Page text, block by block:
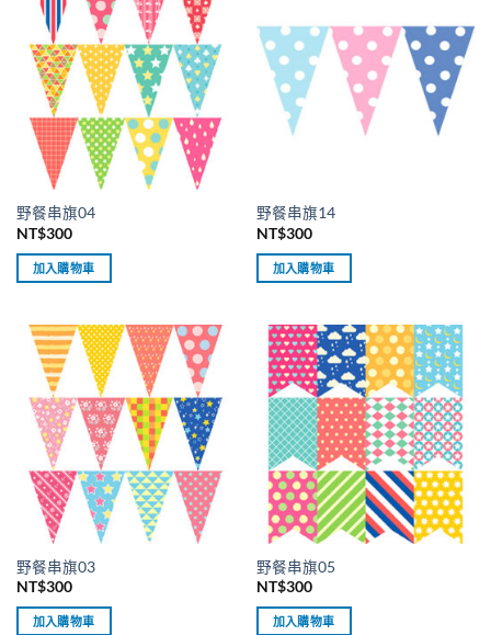
野餐串旗04
NT$300
加入購物車
野餐串旗14
NT$300
加入購物車
野餐串旗03
NT$300
加入購物車
野餐串旗05
NT$300
加入購物車